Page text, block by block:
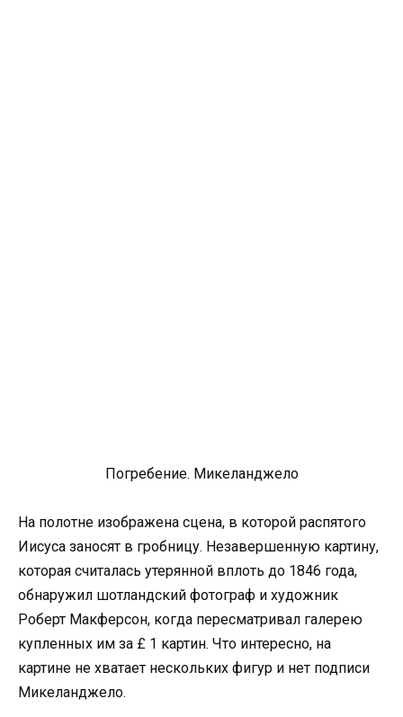
Погребение. Микеланджело
На полотне изображена сцена, в которой распятого
Иисуса заносят в гробницу. Незавершенную картину,
которая считалась утерянной вплоть до 1846 года,
обнаружил шотландский фотограф и художник
Роберт Макферсон, когда пересматривал галерею
купленных им за £ 1 картин. Что интересно, на
картине не хватает нескольких фигур и нет подписи
Микеланджело.